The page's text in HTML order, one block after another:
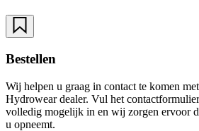
Bestellen
Wij helpen u graag in contact te komen
Hydrowear dealer. Vul het
volledig mogelijk in en wij zorgen ervoor
u opneemt.